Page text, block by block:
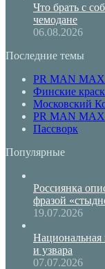
Что брать с
чемодане
06.08.2026
Последние темы
PR MAN MAX
Финские
Московский
PR MAN MAX
Пассворк
Популярные
Россиянка
фразой
19.07.2026
Национальная
и узвара
07.07.2026